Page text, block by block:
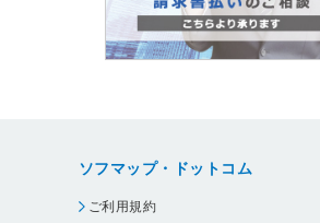
ソフマップ・ドットコム
ご利用規約